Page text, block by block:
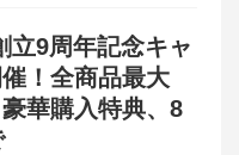
立9周年記念キャ
！全商品最大
華購入特典、8